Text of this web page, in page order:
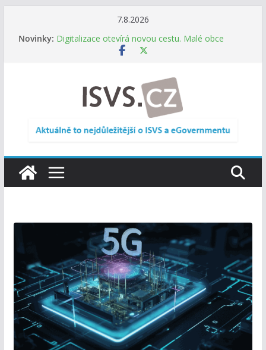
7.8.2026
Novinky: Digitalizace otevírá novou cestu. Malé obce
nemusí zanikat, mohou více spolupracovat
DIA: Informační systém dlouhodobého řízení
(ISDŘ) je od července v plném provozu
RVIS – Výbor pro architekturu a řízení ICT
zveřejnil materiály z nového jednání
Informace o obcích vždy po ruce. SMS ČR spouští